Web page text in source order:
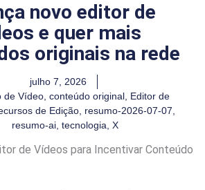
novo editor de
e quer mais
originais na rede
julho 7, 2026
de Vídeo, conteúdo original, Editor de
de Edição, resumo-2026-07-07,
resumo-ai, tecnologia, X
de Vídeos para Incentivar Conteúdo